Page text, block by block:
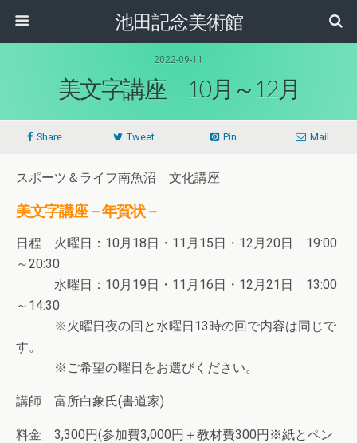
池田記念美術館
2022-09-11
美文字講座 10月～12月
Share Tweet Pin Mail
スポーツ＆ライフ南魚沼 文化講座
美文字講座－年賀状－
日程 火曜日：10月18日・11月15日・12月20日 19:00
～20:30
水曜日：10月19日・11月16日・12月21日 13:00
～14:30
※火曜日夜の回と水曜日13時の回で内容は同じで
す。
※ご希望の曜日をお選びください。
講師 富所白象氏(書道家)
料金 3,300円(参加費3,000円＋教材費300円※紙とペン